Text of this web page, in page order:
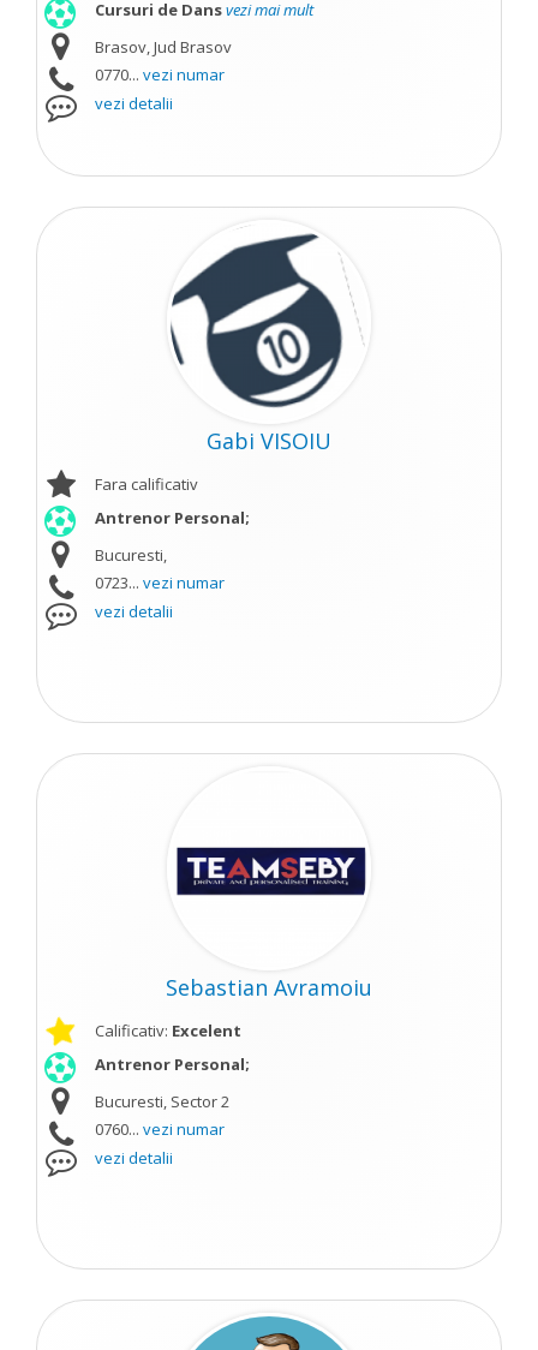
Cursuri de Dansvezi mai mult
Brasov, Jud Brasov
0770... vezi numar
vezi detalii
Gabi VISOIU
Fara calificativ
Antrenor Personal;
Bucuresti,
0723... vezi numar
vezi detalii
Sebastian Avramoiu
Calificativ: Excelent
Antrenor Personal;
Bucuresti, Sector 2
0760... vezi numar
vezi detalii